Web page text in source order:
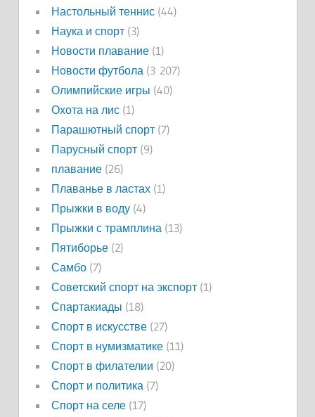
Настольный теннис(44)
Наука и спорт(3)
Новости плавание(1)
Новости футбола(3 207)
Олимпийские игры (40)
Охота на лис(1)
Парашютный спорт(7)
Парусный спорт(9)
плавание(26)
Плаванье в ластах(1)
Прыжки в воду(4)
Прыжки с трамплина(13)
Пятиборье(2)
Самбо(7)
Советский спорт на экспорт(1)
Спартакиады (18)
Спорт в искусстве(27)
Спорт в нумизматике(11)
Спорт в филателии (20)
Спорт и политика(7)
Спорт на селе(17)